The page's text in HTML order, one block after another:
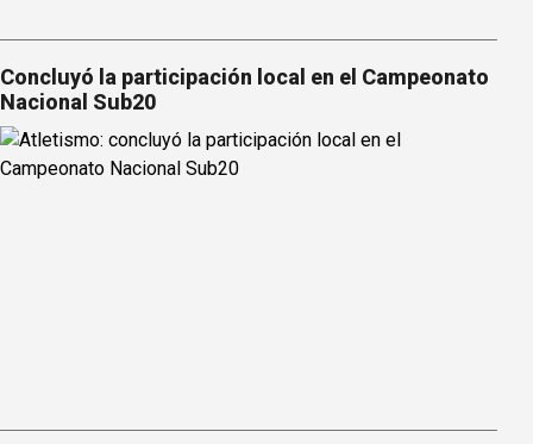
Concluyó la participación local en el Campeonato
Nacional Sub20